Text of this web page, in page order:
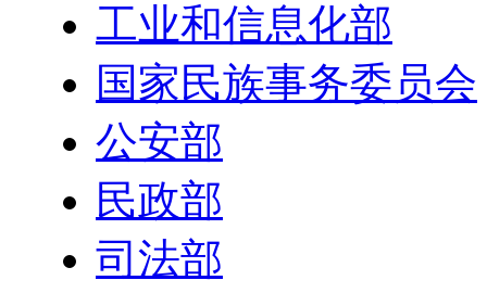
工业和信息化部
国家民族事务委员会
公安部
民政部
司法部